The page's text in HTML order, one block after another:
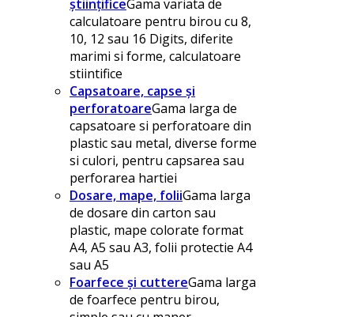
științificeGama variata de
calculatoare pentru birou cu 8,
10, 12 sau 16 Digits, diferite
marimi si forme, calculatoare
stiintifice
Capsatoare, capse și
perforatoareGama larga de
capsatoare si perforatoare din
plastic sau metal, diverse forme
si culori, pentru capsarea sau
perforarea hartiei
Dosare, mape, foliiGama larga
de dosare din carton sau
plastic, mape colorate format
A4, A5 sau A3, folii protectie A4
sau A5
Foarfece și cuttereGama larga
de foarfece pentru birou,